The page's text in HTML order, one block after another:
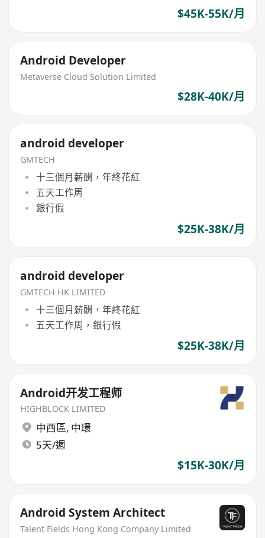
$45K-55K/月
Android Developer
Metaverse Cloud Solution Limited
$28K-40K/月
android developer
GMTECH
十三個月薪酬，年終花紅
五天工作周
銀行假
$25K-38K/月
android developer
GMTECH HK LIMITED
十三個月薪酬，年終花紅
五天工作周，銀行假
$25K-38K/月
Android开发工程师
HIGHBLOCK LIMITED
中西區, 中環
5天/週
$15K-30K/月
Android System Architect
Talent Fields Hong Kong Company Limited